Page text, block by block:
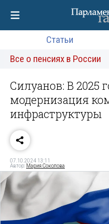
Статьи
Все о пенсиях в России
Силуанов: В 2025
модернизация
инфраструктуры
07.10.2024 13:11
Автор: Мария Соколова